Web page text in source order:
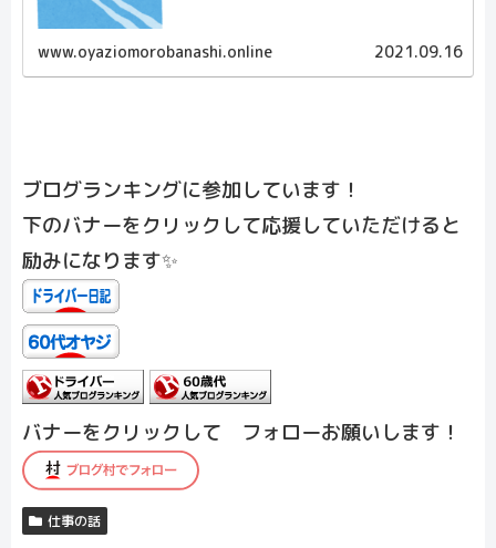
www.oyaziomorobanashi.online 2021.09.16
ブログランキングに参加しています！
下のバナーをクリックして応援していただけると
励みになります✨
バナーをクリックして フォローお願いします！
仕事の話